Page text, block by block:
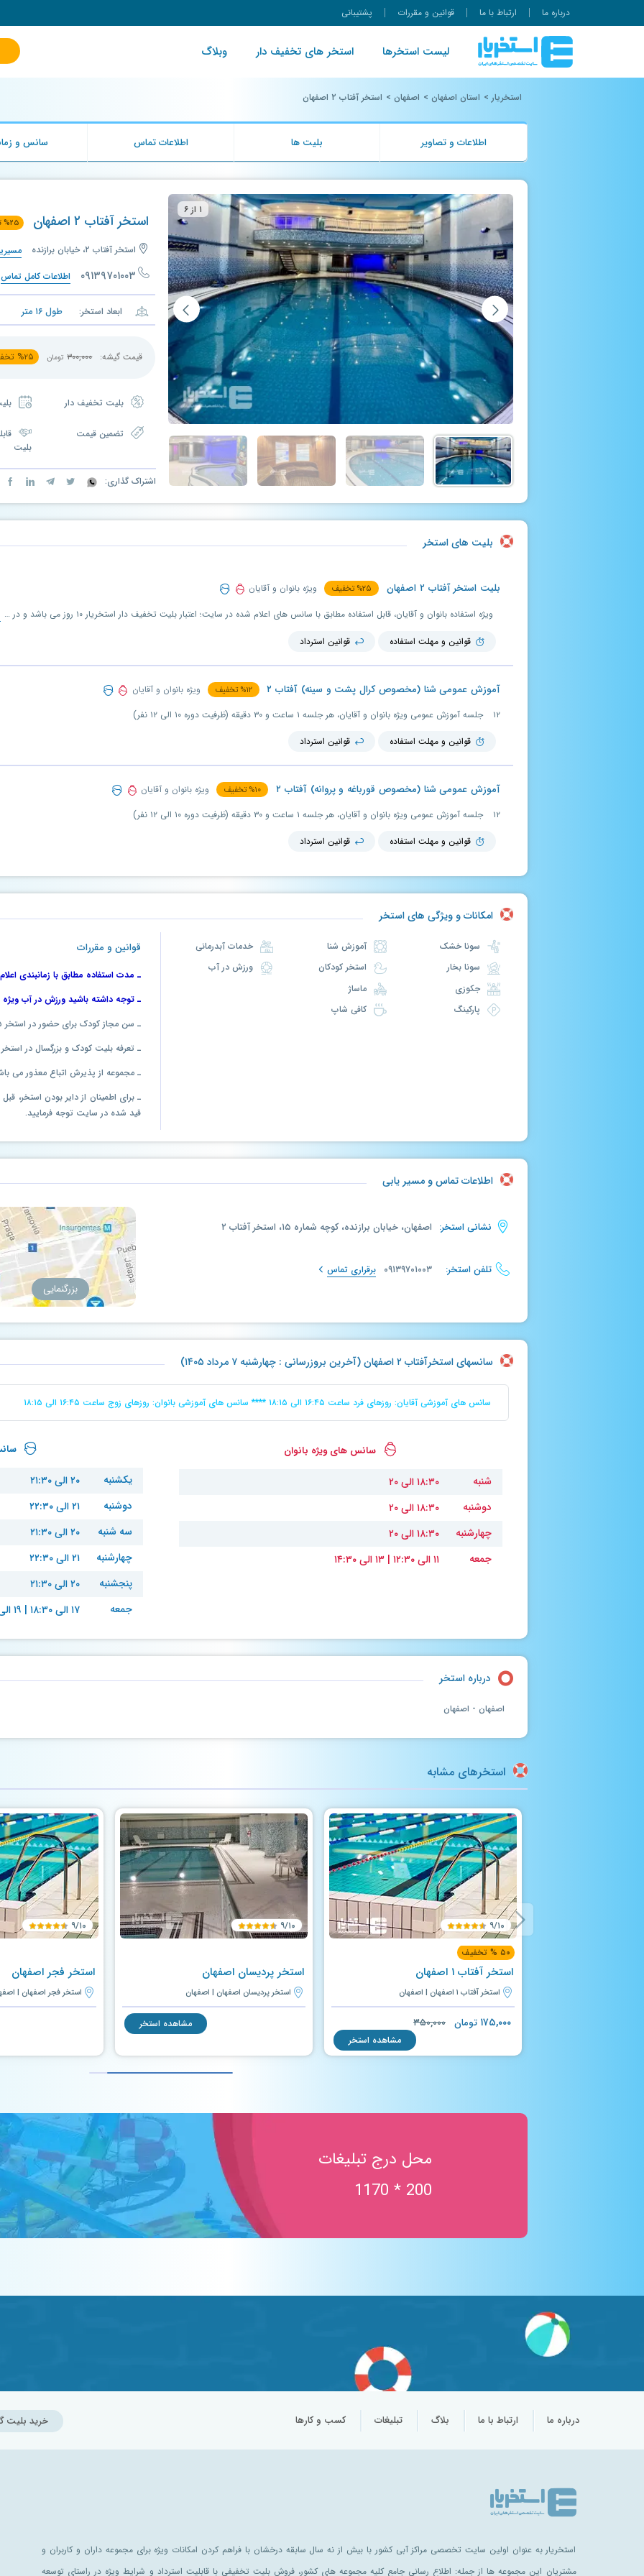
درباره ما ارتباط با ما قوانین و مقررات پشتیبانی
لیست استخرها استخر های تخفیف دار وبلاگ
استخریار > استان اصفهان > اصفهان > استخر آفتاب ۲ اصفهان
اطلاعات و تصاویر بلیت ها اطلاعات تماس سانس و
استخر آفتاب ۲ اصفهان %۲۵
استخر آفتاب ۲، خیابان برازنده
۰۹۱۳۹۷۰۱۰۰۳ اطلاعات کامل تماس
۱ از ۶
ابعاد استخر: طول ۱۶ متر
قیمت گیشه: ۳۰۰,۰۰۰ تومان %۲۵
بلیت مدت دار
بلیت
اشتراک گذاری:
بلیت های استخر
بلیت استخر آفتاب ۲ اصفهان %۲۵ تخفیف
ویژه بانوان و آقایان
ویژه استفاده بانوان و آقایان، قابل استفاده مطابق با سانس های اعلام شده در سایت؛ اعتبار بلیت تخفیف دار استخریار ۱۰ روز می باشد و در صورت عدم استفاده در زمان تعیین شده، قابل تمدید و استرداد است.
قوانین و مهلت استفاده
قوانین استرداد
آموزش عمومی شنا (مخصوص کرال پشت و سینه) آفتاب ۲ %۱۲ تخفیف
ویژه بانوان و آقایان
۱۲ جلسه آموزش عمومی ویژه بانوان و آقایان، هر جلسه ۱ ساعت و ۳۰ دقیقه (ظرفیت دوره ۱۰ الی ۱۲ نفر)
قوانین و مهلت استفاده
قوانین استرداد
آموزش عمومی شنا (مخصوص قورباغه و پروانه) آفتاب ۲ %۱۰ تخفیف
ویژه بانوان و آقایان
۱۲ جلسه آموزش عمومی ویژه بانوان و آقایان، هر جلسه ۱ ساعت و ۳۰ دقیقه (ظرفیت دوره ۱۰ الی ۱۲ نفر)
قوانین و مهلت استفاده
قوانین استرداد
امکانات و ویژگی های استخر
قوانین و مقررات
ـ مدت استفاده مطابق با زمانبندی
ـ توجه داشته باشید ورزش در آب ویژه
ـ سن مجاز کودک برای حضور در استخر ۵ سال به بالا است.
ـ تعرفه بلیت کودک و بزرگسال در
ـ مجموعه از پذیرش اتباع معذور می
ـ برای اطمینان از دایر بودن استخر،
قید شده در سایت توجه فرمایید.
اطلاعات تماس و مسیر یابی
نشانی استخر: اصفهان، خیابان برازنده، کوچه شماره ۱۵، استخر آفتاب ۲
تلفن استخر: ۰۹۱۳۹۷۰۱۰۰۳ برقراری تماس
بزرگنمایی
سانسهای استخرآفتاب ۲ اصفهان (آخرین بروزرسانی : چهارشنبه ۷ مرداد ۱۴۰۵)
سانس های آموزشی آقایان: روزهای فرد ساعت ۱۶:۴۵ الی ۱۸:۱۵ **** سانس های آموزشی بانوان: روزهای زوج ساعت ۱۶:۴۵ الی ۱۸:۱۵
سانس های ویژه بانوان
شنبه
۱۸:۳۰ الی ۲۰
دوشنبه
۱۸:۳۰ الی ۲۰
چهارشنبه
۱۸:۳۰ الی ۲۰
جمعه
۱۱ الی ۱۲:۳۰ | ۱۳ الی ۱۴:۳۰
یکشنبه
۲۰ الی ۲۱:۳۰
دوشنبه
۲۱ الی ۲۲:۳۰
سه شنبه
۲۰ الی ۲۱:۳۰
چهارشنبه
۲۱ الی ۲۲:۳۰
پنجشنبه
۲۰ الی ۲۱:۳۰
جمعه
۱۷ الی ۱۸:۳۰ | ۱۹ الی ۲۰:۳۰
درباره استخر
اصفهان - اصفهان
استخرهای مشابه
۹/۱۰
۵۰ % تخفیف
استخر آفتاب ۱ اصفهان
استخر آفتاب ۱ اصفهان | اصفهان
۱۷۵,۰۰۰ تومان ۳۵۰,۰۰۰
مشاهده استخر
۹/۱۰
استخر پردیسان اصفهان
استخر پردیسان اصفهان | اصفهان
مشاهده استخر
۹/۱۰
استخر فجر اصفهان
استخر فجر اصفهان |
محل درج تبلیغات
200 * 1170
درباره ما ارتباط با ما بلاگ تبلیغات کسب و کارها خرید بلیت
استخریار به عنوان اولین سایت تخصصی مراکز آبی کشور با بیش از نه سال سابقه درخشان با فراهم کردن امکانات ویژه برای مجموعه داران و کاربران و
مشتریان این مجموعه ها از جمله: اطلاع رسانی جامع کلیه مجموعه های کشور، فروش بلیت تخفیفی با قابلیت استرداد و شرایط ویژه در راستای توسعه